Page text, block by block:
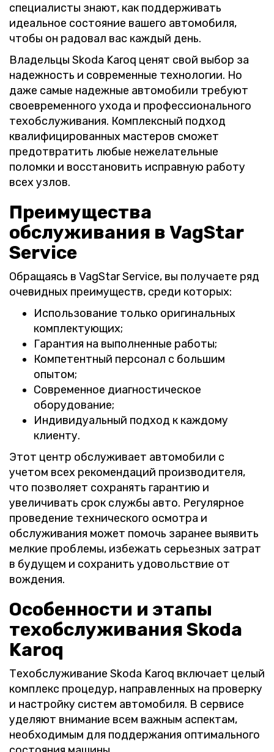
специалисты знают, как поддерживать
идеальное состояние вашего автомобиля,
чтобы он радовал вас каждый день.
Владельцы Skoda Karoq ценят свой выбор за
надежность и современные технологии. Но
даже самые надежные автомобили требуют
своевременного ухода и профессионального
техобслуживания. Комплексный подход
квалифицированных мастеров сможет
предотвратить любые нежелательные
поломки и восстановить исправную работу
всех узлов.
Преимущества
обслуживания в VagStar
Service
Обращаясь в VagStar Service, вы получаете ряд
очевидных преимуществ, среди которых:
Использование только оригинальных
комплектующих;
Гарантия на выполненные работы;
Компетентный персонал с большим
опытом;
Современное диагностическое
оборудование;
Индивидуальный подход к каждому
клиенту.
Этот центр обслуживает автомобили с
учетом всех рекомендаций производителя,
что позволяет сохранять гарантию и
увеличивать срок службы авто. Регулярное
проведение технического осмотра и
обслуживания может помочь заранее выявить
мелкие проблемы, избежать серьезных затрат
в будущем и сохранить удовольствие от
вождения.
Особенности и этапы
техобслуживания Skoda
Karoq
Техобслуживание Skoda Karoq включает целый
комплекс процедур, направленных на проверку
и настройку систем автомобиля. В сервисе
уделяют внимание всем важным аспектам,
необходимым для поддержания оптимального